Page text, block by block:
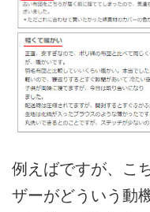
例えばですが、こ
ザーがどういう動